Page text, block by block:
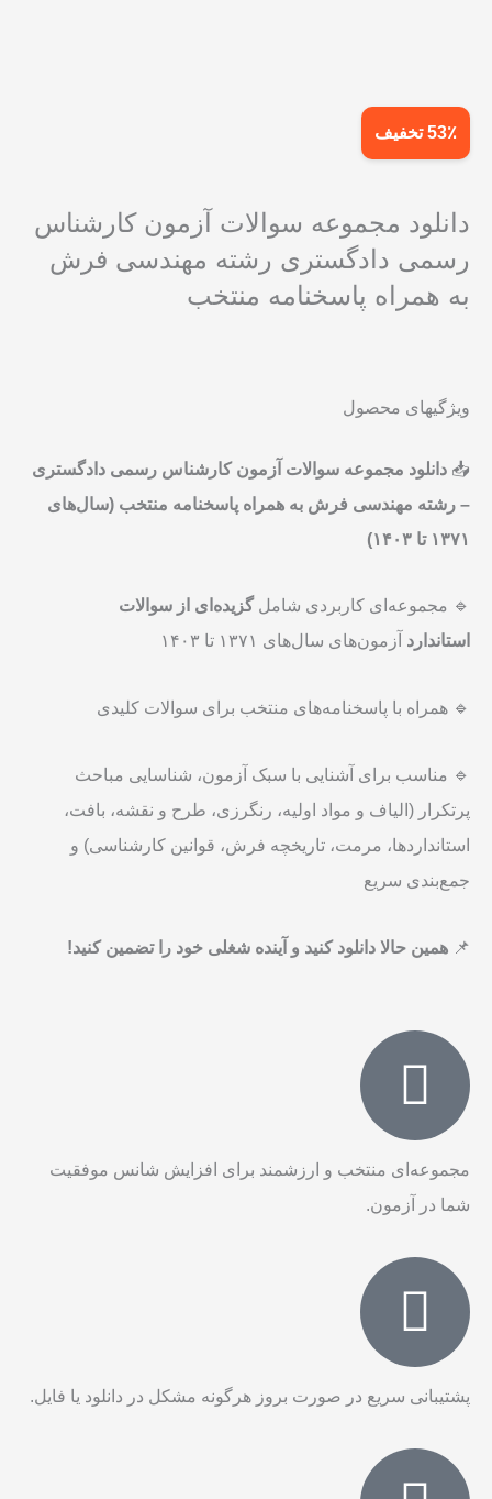
53٪ تخفیف
دانلود مجموعه سوالات آزمون کارشناس
رسمی دادگستری رشته مهندسی فرش
به همراه پاسخنامه منتخب
ویژگیهای محصول
📥 دانلود مجموعه سوالات آزمون کارشناس رسمی دادگستری
– رشته مهندسی فرش به همراه پاسخنامه منتخب (سال‌های
۱۳۷۱ تا ۱۴۰۳)
🔹 مجموعه‌ای کاربردی شاملگزیده‌ای از سوالات
استاندارد آزمون‌های سال‌های ۱۳۷۱ تا ۱۴۰۳
🔹 همراه با پاسخنامه‌های منتخب برای سوالات کلیدی
🔹 مناسب برای آشنایی با سبک آزمون، شناسایی مباحث
پرتکرار (الیاف و مواد اولیه، رنگرزی، طرح و نقشه، بافت،
استانداردها، مرمت، تاریخچه فرش، قوانین کارشناسی) و
جمع‌بندی سریع
📌 همین حالا دانلود کنید و آینده شغلی خود را تضمین کنید!
مجموعه‌ای منتخب و ارزشمند برای افزایش شانس موفقیت
شما در آزمون.
پشتیبانی سریع در صورت بروز هرگونه مشکل در دانلود یا فایل.